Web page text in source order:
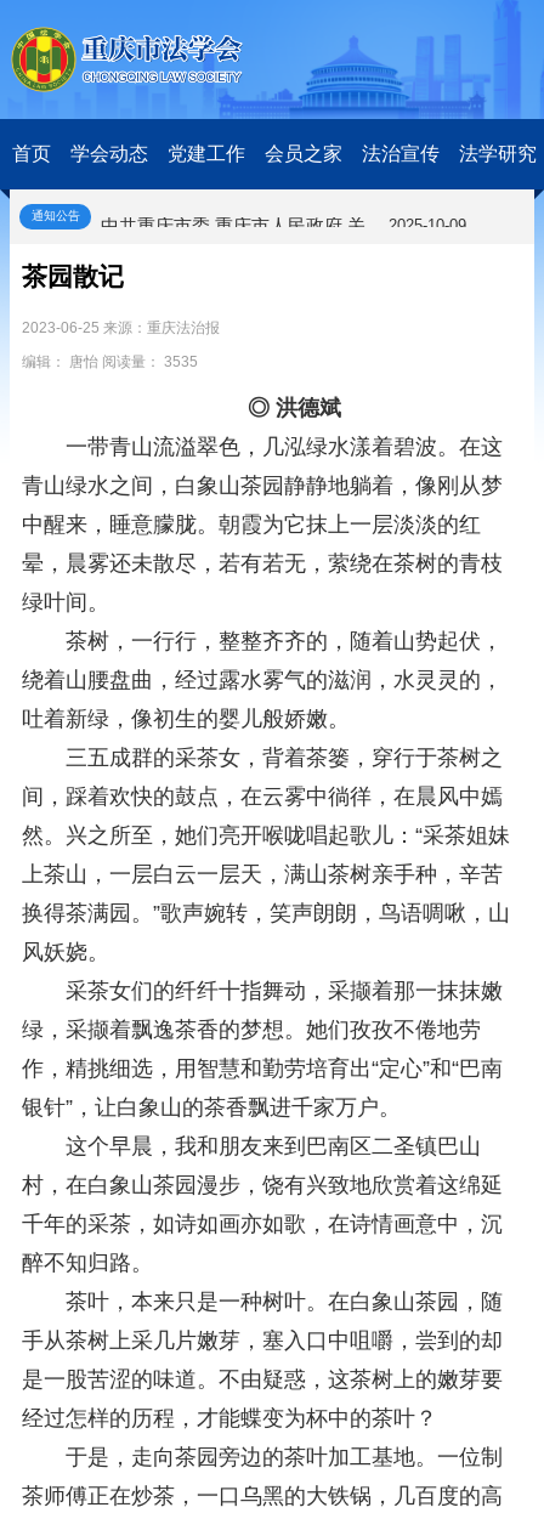
首页 学会动态 党建工作 会员之家 法治宣传 法学研究
通知公告
关于开展第十一届“全国杰出青年法学家”评选表彰活动的通知 2026-03-18
研究阐释党的二十届四中全会和中央全面依法治国工作会议精神专项课题立项公示公告 2026-02-28
第七届“中国—东盟法治论坛”11月20日至22日在渝举办2025-11-18
重庆市法学会数字法学研究会学术年会拟于11月14日召开 2025-10-28
2025-10-09
征稿启事
关于开展“2025年青年普法志愿者法治文化基层行”活动的通知 2025-04-22
会议预告 | 中国法学会法学期刊研究会2025年年会将在重庆召开 2025-03-12
关于开展第十一届“全国杰出青年法学家”评选表彰活动的通知 2026-03-18
关于研究阐释党的二十届四中全会和中央全面依法治国工作会议精神专项课题申报工作的通知 2025-12-07
重庆市法学会数字法学研究会学术年会拟于11月14日召开 2025-10-28
中央政法委印发通知要求学习宣传重庆检察未成年人保护工作团队代表先进事迹 2025-09-30
第二十届西部法治论坛暨法治宁夏论坛拟获奖论文公示 2025-09-07
征稿启事
中国法学会2025年度部级法学研究课题立项公告 2025-07-20
中国法学会2025年度部级法学研究课题立项公示公告 2025-07-08
重庆市法学会第五期法学研究立项课题名单公布 2025-05-20
关于开展“2025年青年普法志愿者法治文化基层行”活动的通知
会议预告 | 中国法学会法学期刊研究会2025年年会将在重庆召开 2025-03-12
茶园散记
2023-06-25 来源：重庆法治报
编辑： 唐怡 阅读量： 3535
◎ 洪德斌
一带青山流溢翠色，几泓绿水漾着碧波。在这
青山绿水之间，白象山茶园静静地躺着，像刚从梦
中醒来，睡意朦胧。朝霞为它抹上一层淡淡的红
晕，晨雾还未散尽，若有若无，萦绕在茶树的青枝
绿叶间。
茶树，一行行，整整齐齐的，随着山势起伏，
绕着山腰盘曲，经过露水雾气的滋润，水灵灵的，
吐着新绿，像初生的婴儿般娇嫩。
三五成群的采茶女，背着茶篓，穿行于茶树之
间，踩着欢快的鼓点，在云雾中徜徉，在晨风中嫣
然。兴之所至，她们亮开喉咙唱起歌儿：“采茶姐妹
上茶山，一层白云一层天，满山茶树亲手种，辛苦
换得茶满园。”歌声婉转，笑声朗朗，鸟语啁啾，山
风妖娆。
采茶女们的纤纤十指舞动，采撷着那一抹抹嫩
绿，采撷着飘逸茶香的梦想。她们孜孜不倦地劳
作，精挑细选，用智慧和勤劳培育出“定心”和“巴南
银针”，让白象山的茶香飘进千家万户。
这个早晨，我和朋友来到巴南区二圣镇巴山
村，在白象山茶园漫步，饶有兴致地欣赏着这绵延
千年的采茶，如诗如画亦如歌，在诗情画意中，沉
醉不知归路。
茶叶，本来只是一种树叶。在白象山茶园，随
手从茶树上采几片嫩芽，塞入口中咀嚼，尝到的却
是一股苦涩的味道。不由疑惑，这茶树上的嫩芽要
经过怎样的历程，才能蝶变为杯中的茶叶？
于是，走向茶园旁边的茶叶加工基地。一位制
茶师傅正在炒茶，一口乌黑的大铁锅，几百度的高